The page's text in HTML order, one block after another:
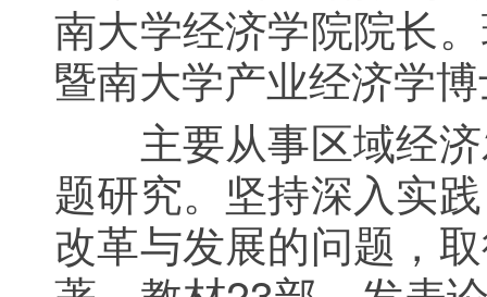
南大学经济学院院长
暨南大学产业经济学
主要从事区域经济
题研究。坚持深入实
改革与发展的问题，